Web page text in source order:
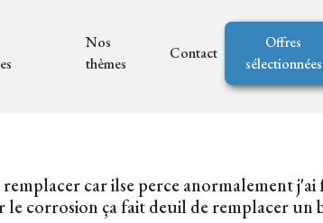
Nos
thèmes
Contact
Offres
sélectionnées
car ilse perce anormalement
corrosion ça fait deuil de remplacer